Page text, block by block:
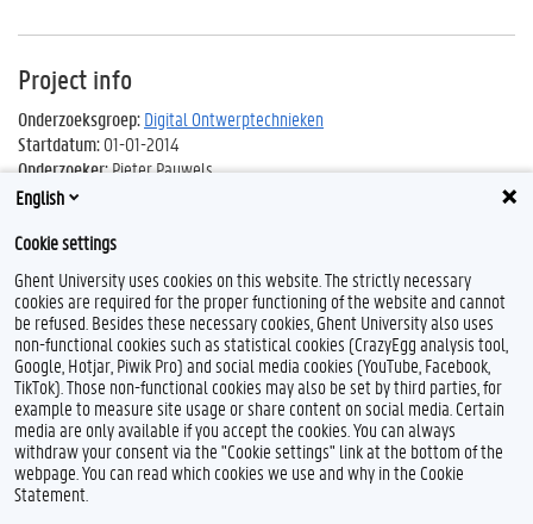
Project info
Onderzoeksgroep:Digital Ontwerptechnieken
Startdatum:01-01-2014
Onderzoeker:Pieter Pauwels
L
i
n
k
e
d
I
Feedback
Privacy
Disclaimer
English
Cookie settings
Ghent University uses cookies on this website. The strictly necessary
cookies are required for the proper functioning of the website and cannot
be refused. Besides these necessary cookies, Ghent University also uses
non-functional cookies such as statistical cookies (CrazyEgg analysis tool,
Google, Hotjar, Piwik Pro) and social media cookies (YouTube, Facebook,
TikTok). Those non-functional cookies may also be set by third parties, for
example to measure site usage or share content on social media. Certain
media are only available if you accept the cookies. You can always
withdraw your consent via the "Cookie settings" link at the bottom of the
webpage. You can read which cookies we use and why in the Cookie
Statement.